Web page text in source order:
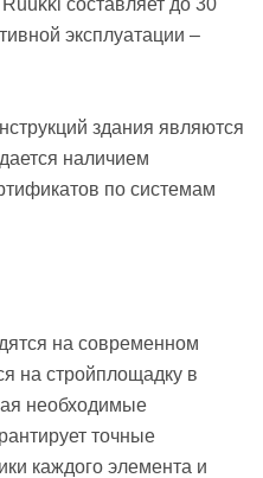
эксплуатации –
здания являются
наличием
по системам
на современном
на стройплощадку в
необходимые
точные
каждого элемента и